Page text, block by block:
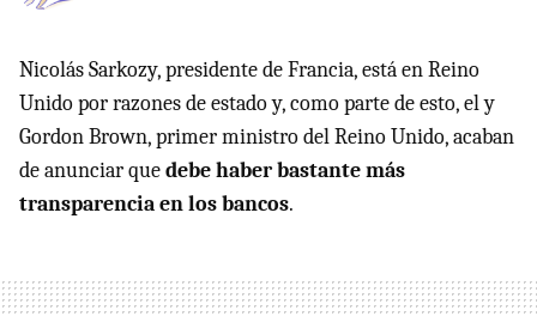
Nicolás Sarkozy, presidente de Francia, está en Reino
Unido por razones de estado y, como parte de esto, el y
Gordon Brown, primer ministro del Reino Unido, acaban
de anunciar quedebe haber bastante más
transparencia en los bancos.